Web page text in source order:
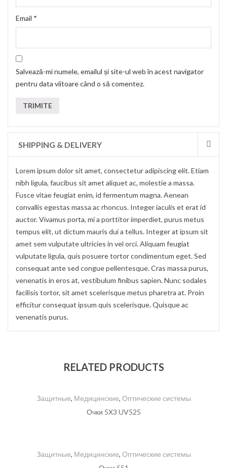
Email *
Salvează-mi numele, emailul și site-ul web în acest navigator
pentru data viitoare când o să comentez.
SHIPPING & DELIVERY
Lorem ipsum dolor sit amet, consectetur adipiscing elit. Etiam
nibh ligula, faucibus sit amet aliquet ac, molestie a massa.
Fusce vitae feugiat enim, id fermentum magna. Aenean
convallis egestas massa ac rhoncus. Integer iaculis et erat id
auctor. Vivamus porta, mi a porttitor imperdiet, purus metus
tempus elit, ut dictum mauris dui a tellus. Integer at ipsum sit
amet sem vulputate ultricies in vel orci. Aliquam feugiat
vulputate ligula, quis posuere tortor condimentum eget. Sed
consequat ante sed congue pellentesque. Cras massa purus,
venenatis in eros at, vestibulum finibus sapien. Nunc sodales
facilisis tortor, sit amet scelerisque metus pharetra at. Proin
efficitur consequat ipsum quis scelerisque. Quisque ac
venenatis purus.
RELATED PRODUCTS
Защитные, Медицинские, Оптические системы
Очки 5X3 UV525
Защитные, Медицинские, Оптические системы